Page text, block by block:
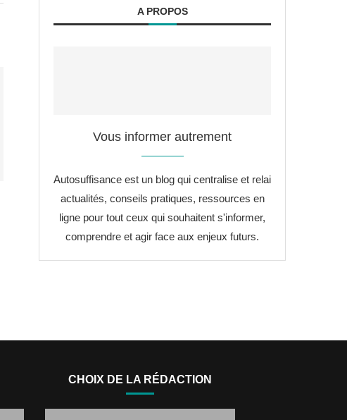
A PROPOS
Vous informer autrement
Autosuffisance est un blog qui centralise et relai
actualités, conseils pratiques, ressources en
ligne pour tout ceux qui souhaitent s'informer,
comprendre et agir face aux enjeux futurs.
CHOIX DE LA RÉDACTION